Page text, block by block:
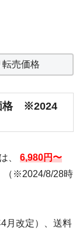
売価格
格 ※2024
は、 6,980円〜
（※2024/8/28時
月改定）、送料